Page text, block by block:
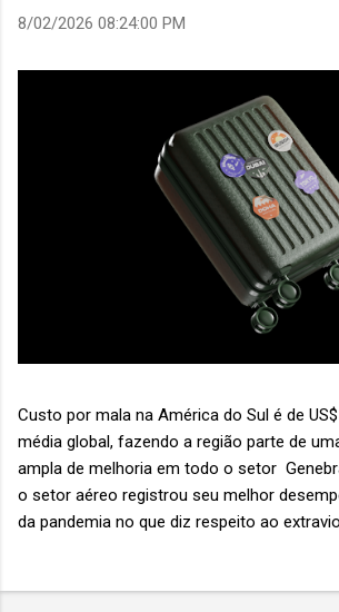
8/02/2026 08:24:00 PM
Custo por mala na América do Sul é de
média global, fazendo a região parte de
ampla de melhoria em todo o setor
o setor aéreo registrou seu melhor
da pandemia no que diz respeito ao